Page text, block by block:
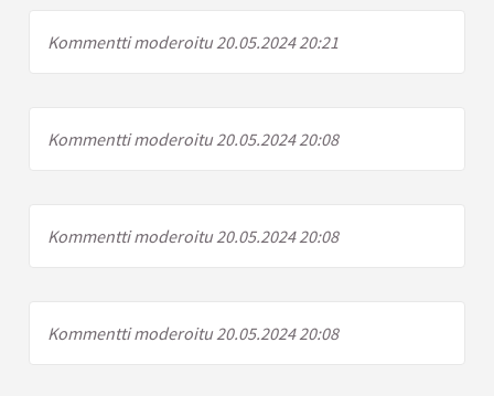
Kommentti moderoitu 20.05.2024 20:21
Kommentti moderoitu 20.05.2024 20:08
Kommentti moderoitu 20.05.2024 20:08
Kommentti moderoitu 20.05.2024 20:08